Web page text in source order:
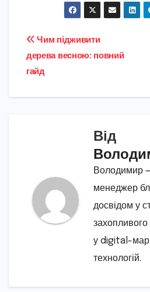
Навігація
записів
Чим підживити
дерева весною: повний
гайд
Від
Володимир
менеджер
досвідом у
захопливого
у digital-
технологій.